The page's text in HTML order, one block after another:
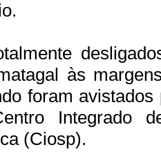
às
foram
Integrado
(Ciosp).